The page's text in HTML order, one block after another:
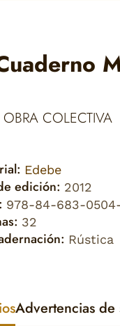
COLECTIVA
Edebe
edición: 2012
978-84-683-
32
Rústica
Advertencias